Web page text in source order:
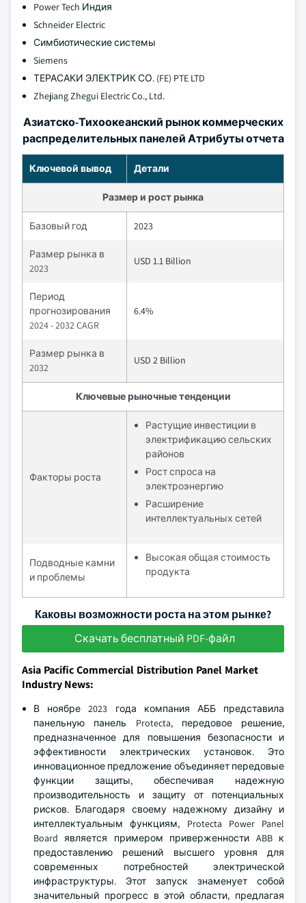
Power Tech Индия
Schneider Electric
Симбиотические системы
Siemens
ТЕРАСАКИ ЭЛЕКТРИК СО. (FE) PTE LTD
Zhejiang Zhegui Electric Co., Ltd.
Азиатско-Тихоокеанский рынок коммерческих
распределительных панелей Атрибуты отчета
Ключевой вывод Детали
Размер и рост рынка
Базовый год 2023
Размер рынка в
2023
USD 1.1 Billion
Период
прогнозирования
2024 - 2032 CAGR
6.4%
Размер рынка в
2032
USD 2 Billion
Ключевые рыночные тенденции
Факторы роста
Растущие инвестиции в
электрификацию сельских
районов
Рост спроса на
электроэнергию
Расширение
интеллектуальных сетей
Подводные камни
и проблемы
Высокая общая стоимость
продукта
Каковы возможности роста на этом рынке?
Скачать бесплатный PDF-файл
Asia Pacific Commercial Distribution Panel Market
Industry News:
В ноябре 2023 года компания АББ представила
панельную панель Protecta, передовое решение,
предназначенное для повышения безопасности и
эффективности электрических установок. Это
инновационное предложение объединяет передовые
функции защиты, обеспечивая надежную
производительность и защиту от потенциальных
рисков. Благодаря своему надежному дизайну и
интеллектуальным функциям, Protecta Power Panel
Board является примером приверженности ABB к
предоставлению решений высшего уровня для
современных потребностей электрической
инфраструктуры. Этот запуск знаменует собой
значительный прогресс в этой области, предлагая